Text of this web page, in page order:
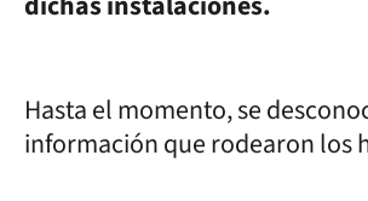
Hasta el momento, se
información que rodearon los